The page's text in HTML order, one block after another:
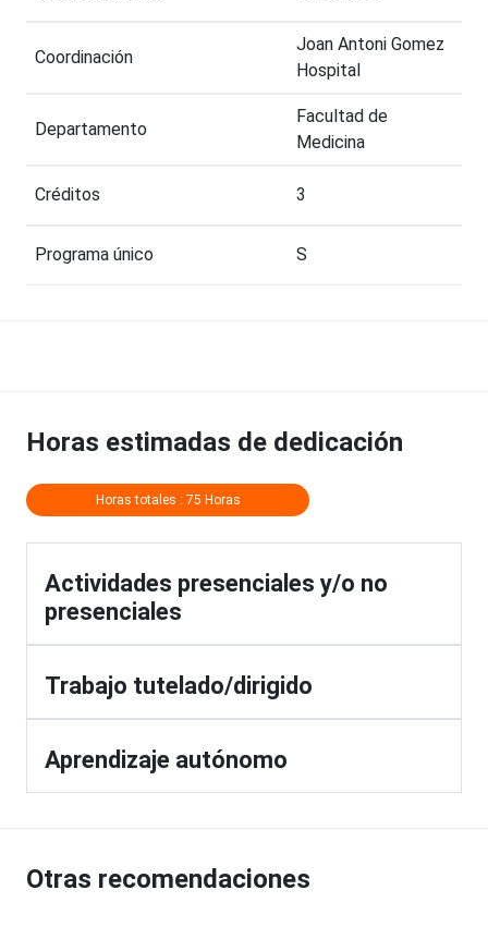
Coordinación
Joan Antoni Gomez
Hospital
Departamento
Facultad de
Medicina
Créditos 3
Programa único S
Horas estimadas de dedicación
Horas totales : 75 Horas
Actividades presenciales y/o no
presenciales
Trabajo tutelado/dirigido
Aprendizaje autónomo
Otras recomendaciones